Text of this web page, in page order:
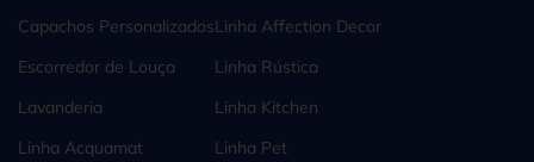
Capachos Personalizados
Escorredor de Louça
Lavanderia
Linha Acquamat
Linha Affection Decor
Linha Rústica
Linha Kitchen
Linha Pet